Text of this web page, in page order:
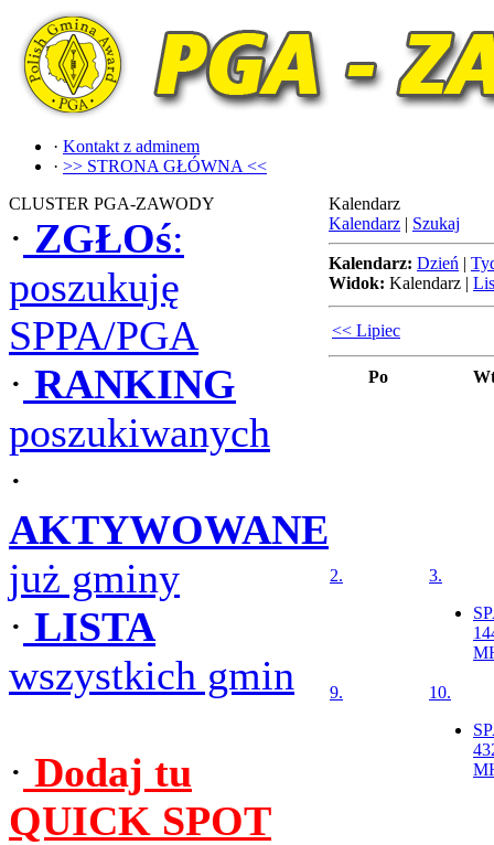
· Kontakt z adminem
· >> STRONA GŁÓWNA <<
CLUSTER PGA-ZAWODY
· ZGŁOś:
poszukuję
SPPA/PGA
· RANKING
poszukiwanych
·
AKTYWOWANE
już gminy
· LISTA
wszystkich gmin
· Dodaj tu
QUICK SPOT
Kalendarz
Kalendarz | Szukaj
Kalendarz: Dzień |
Widok: Kalendarz |
<< Lipiec
Po
2.
3.
9.
10.